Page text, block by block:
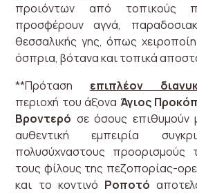
προιόντων από τοπικούς
προσφέρουν αγνά,
θεσσαλικής γης, όπως
όσπρια, βότανα και τοπικά
**Πρόταση επιπλέον
περιοχή του άξονα Άγιος
Βροντερό σε όσους επιθυμούν
αυθεντική εμπειρία
πολυσύχναστους προορισμούς
τους φίλους της πεζοπορίας-
και το κοντινό Ροποτό